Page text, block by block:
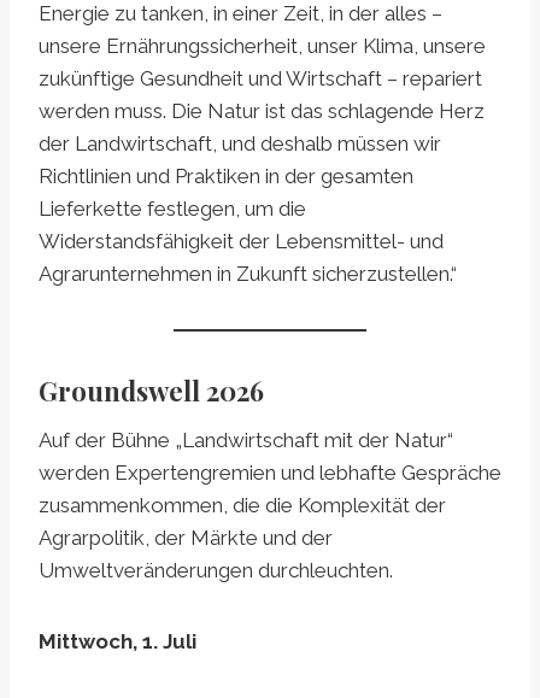
Energie zu tanken, in einer Zeit, in der alles –
unsere Ernährungssicherheit, unser Klima, unsere
zukünftige Gesundheit und Wirtschaft – repariert
werden muss. Die Natur ist das schlagende Herz
der Landwirtschaft, und deshalb müssen wir
Richtlinien und Praktiken in der gesamten
Lieferkette festlegen, um die
Widerstandsfähigkeit der Lebensmittel- und
Agrarunternehmen in Zukunft sicherzustellen.“
Groundswell 2026
Auf der Bühne „Landwirtschaft mit der Natur“
werden Expertengremien und lebhafte Gespräche
zusammenkommen, die die Komplexität der
Agrarpolitik, der Märkte und der
Umweltveränderungen durchleuchten.
Mittwoch, 1. Juli